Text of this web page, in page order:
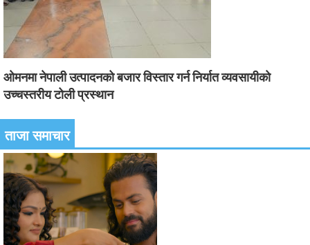
ओमनमा नेपाली उत्पादनको बजार विस्तार गर्न निर्यात व्यवसायीको
उच्चस्तरीय टोली प्रस्थान
ताजा समाचार